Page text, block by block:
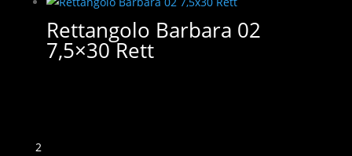
Rettangolo Barbara 02
7,5×30 Rett
2